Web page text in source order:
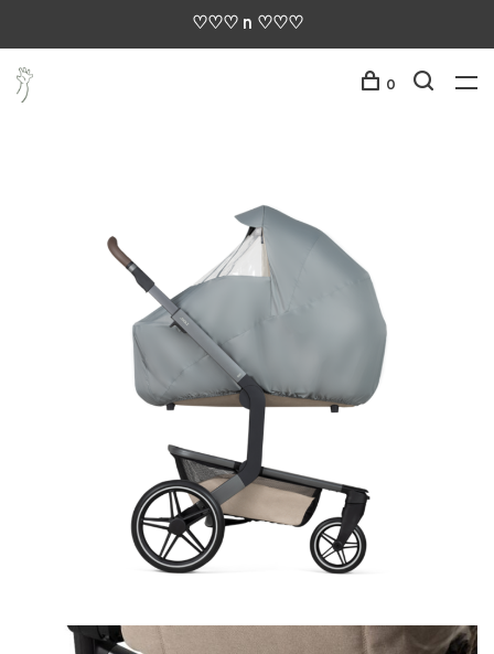
♡♡♡ n ♡♡♡
0